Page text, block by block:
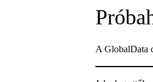
A GlobalData